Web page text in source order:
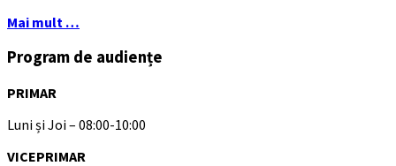
Mai mult …
Program de audiențe
PRIMAR
Luni și Joi – 08:00-10:00
VICEPRIMAR